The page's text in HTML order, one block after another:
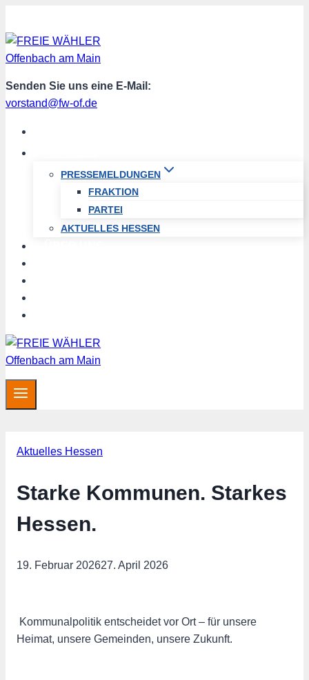
Inhalt
springen
Senden Sie uns eine E-Mail:
vorstand@fw-of.de
PRESSEMELDUNGEN
FRAKTION
PARTEI
AKTUELLES HESSEN
Aktuelles Hessen
Starke Kommunen. Starkes
Hessen.
19. Februar 202627. April 2026
️ Kommunalpolitik entscheidet vor Ort – für unsere
Heimat, unsere Gemeinden, unsere Zukunft.